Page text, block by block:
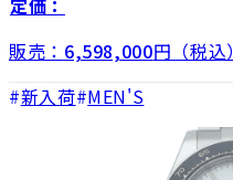
販売： 6,598,000円（税込）
新入荷 MEN'S